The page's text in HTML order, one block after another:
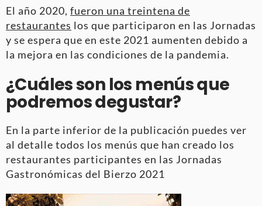
El año 2020, fueron una treintena de
restaurantes los que participaron en las Jornadas
y se espera que en este 2021 aumenten debido a
la mejora en las condiciones de la pandemia.
¿Cuáles son los menús que
podremos degustar?
En la parte inferior de la publicación puedes ver
al detalle todos los menús que han creado los
restaurantes participantes en las Jornadas
Gastronómicas del Bierzo 2021